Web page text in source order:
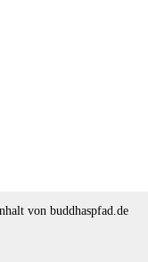
von buddhaspfad.de